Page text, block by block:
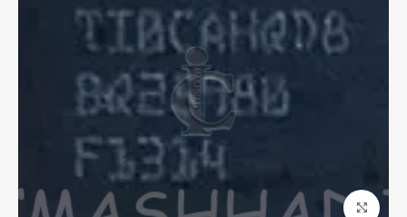
برای بزرگنمایی کلیک کنید